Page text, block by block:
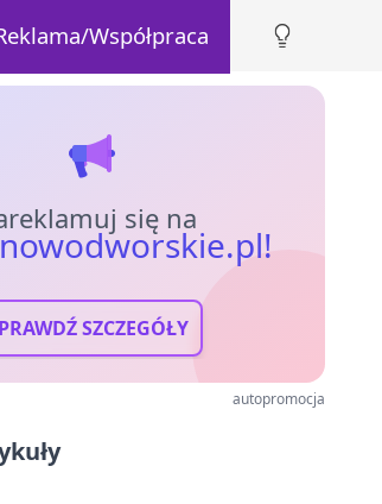
Współpraca
się na
SZCZEGÓŁY
autopromocja